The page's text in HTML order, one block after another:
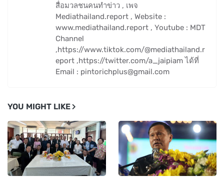
สื่อมวลชนคนทำข่าว , เพจ
Mediathailand.report , Website :
www.mediathailand.report , Youtube : MDT
Channel
,https://www.tiktok.com/@mediathailand.r
eport ,https://twitter.com/a_jaipiam ได้ที่
Email : pintorichplus@gmail.com
YOU MIGHT LIKE